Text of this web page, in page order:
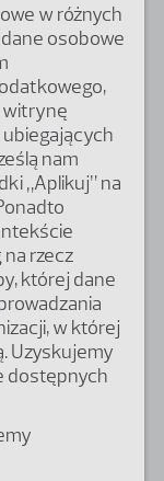
w różnych
osobowe
witrynę
nam
„Aplikuj” na
rzecz
której dane
w której
Uzyskujemy
dostępnych